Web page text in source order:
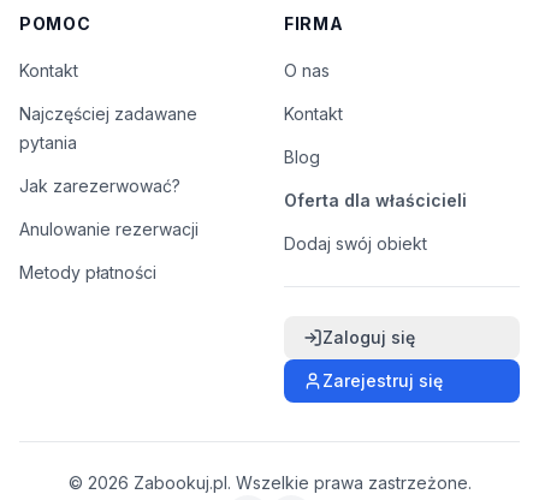
POMOC
Kontakt
Najczęściej zadawane
pytania
Jak zarezerwować?
Anulowanie rezerwacji
Metody płatności
FIRMA
O nas
Kontakt
Blog
Oferta dla właścicieli
Dodaj swój obiekt
Zaloguj się
Zarejestruj się
© 2026 Zabookuj.pl. Wszelkie prawa zastrzeżone.